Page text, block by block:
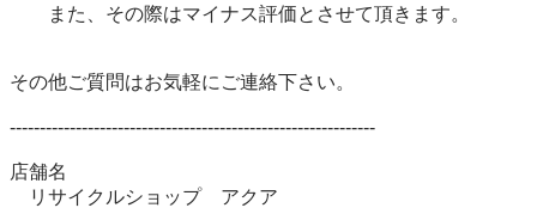
また、その際はマイナス評価とさせて頂きます。
その他ご質問はお気軽にご連絡下さい。
-------------------------------------------------------------
店舗名
リサイクルショップ　アクア